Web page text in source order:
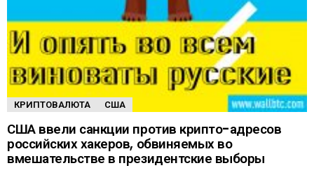
КРИПТОВАЛЮТА США
США ввели санкции против крипто-адресов
российских хакеров, обвиняемых во
вмешательстве в президентские выборы